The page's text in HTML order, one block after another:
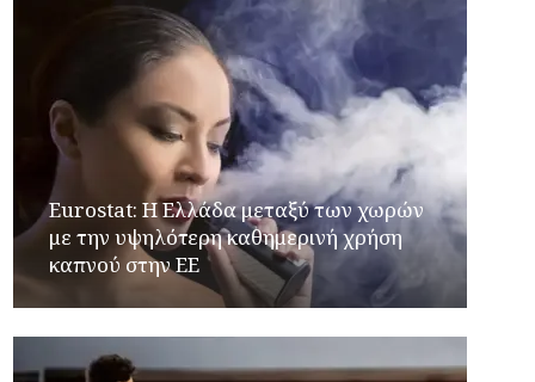
Eurostat: Η Ελλάδα μεταξύ των χωρών
με την υψηλότερη καθημερινή χρήση
καπνού στην ΕΕ